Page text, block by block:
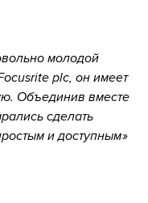
молодой
plc, он имеет
Объединив вместе
сделать
и доступным